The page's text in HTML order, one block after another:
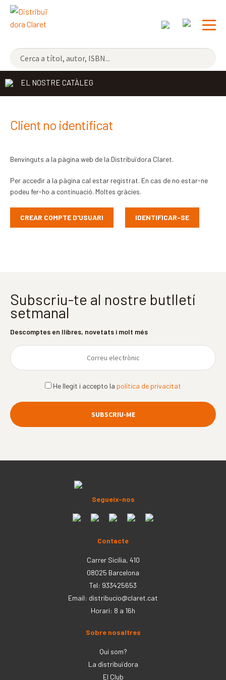
NOVETATS
ELS MÉS VENUTS
CONTACTE
CATALÀ
ESPAÑOL
EL NOSTRE CATÀLEG
Client no identificat
Benvinguts a la pàgina web de la Distribuïdora Claret.
Per accedir a la pàgina cal estar registrat. En cas de no estar-ne
podeu fer-ho a continuació. Moltes gràcies.
CREAR COMPTE D'USUARI IDENTIFICAR-SE
Subscriu-te al nostre butlletí
setmanal
Descomptes en llibres, novetats i molt més
He llegit i accepto la política de privacitat
Segueix-nos
Contacte
Carrer Sicília, 410
08025 Barcelona
Tel: 933425653
Email: distribucio@claret.cat
Horari: 8 a 16h
Sobre nosaltres
Qui som?
La distribuïdora
El Club